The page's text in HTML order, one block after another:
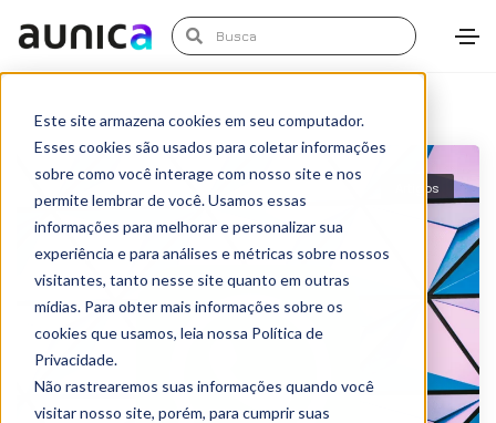
Este site armazena cookies em seu computador.
Esses cookies são usados para coletar informações
sobre como você interage com nosso site e nos
permite lembrar de você. Usamos essas
informações para melhorar e personalizar sua
experiência e para análises e métricas sobre nossos
visitantes, tanto nesse site quanto em outras
mídias. Para obter mais informações sobre os
cookies que usamos, leia nossa Política de
Privacidade.
Não rastrearemos suas informações quando você
visitar nosso site, porém, para cumprir suas
Artigos